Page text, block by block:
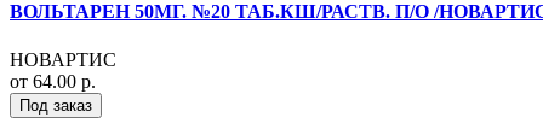
ВОЛЬТАРЕН 50МГ. №20 ТАБ.КШ/РАСТВ. П/О /
НОВАРТИС
от 64.00 р.
Под заказ